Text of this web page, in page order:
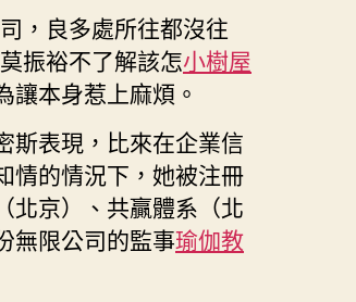
_
中
國
成
門
戶
網
－
國
，良多處所往都沒往
振裕不了解該怎小樹屋
讓本身惹上麻煩。
斯表現，比來在企業信
情的情況下，她被注冊
北京）、共贏體系（北
無限公司的監事瑜伽教